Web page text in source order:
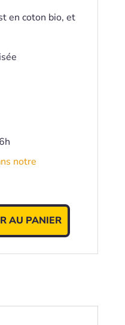
en coton bio, et
notre
AU PANIER